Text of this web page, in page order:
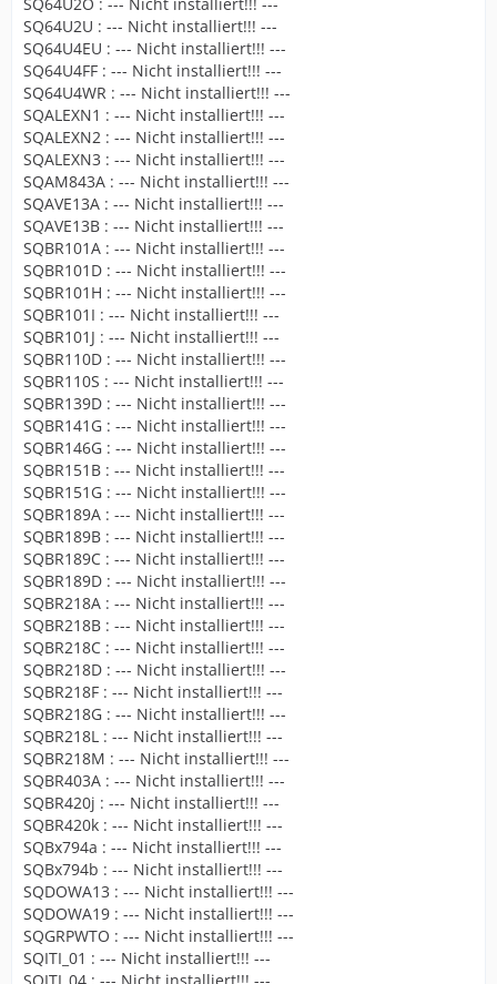
SQ64U2U : --- Nicht installiert!!! ---
SQ64U4EU : --- Nicht installiert!!! ---
SQ64U4FF : --- Nicht installiert!!! ---
SQ64U4WR : --- Nicht installiert!!! ---
SQALEXN1 : --- Nicht installiert!!! ---
SQALEXN2 : --- Nicht installiert!!! ---
SQALEXN3 : --- Nicht installiert!!! ---
SQAM843A : --- Nicht installiert!!! ---
SQAVE13A : --- Nicht installiert!!! ---
SQAVE13B : --- Nicht installiert!!! ---
SQBR101A : --- Nicht installiert!!! ---
SQBR101D : --- Nicht installiert!!! ---
SQBR101H : --- Nicht installiert!!! ---
SQBR101I : --- Nicht installiert!!! ---
SQBR101J : --- Nicht installiert!!! ---
SQBR110D : --- Nicht installiert!!! ---
SQBR110S : --- Nicht installiert!!! ---
SQBR139D : --- Nicht installiert!!! ---
SQBR141G : --- Nicht installiert!!! ---
SQBR146G : --- Nicht installiert!!! ---
SQBR151B : --- Nicht installiert!!! ---
SQBR151G : --- Nicht installiert!!! ---
SQBR189A : --- Nicht installiert!!! ---
SQBR189B : --- Nicht installiert!!! ---
SQBR189C : --- Nicht installiert!!! ---
SQBR189D : --- Nicht installiert!!! ---
SQBR218A : --- Nicht installiert!!! ---
SQBR218B : --- Nicht installiert!!! ---
SQBR218C : --- Nicht installiert!!! ---
SQBR218D : --- Nicht installiert!!! ---
SQBR218F : --- Nicht installiert!!! ---
SQBR218G : --- Nicht installiert!!! ---
SQBR218L : --- Nicht installiert!!! ---
SQBR218M : --- Nicht installiert!!! ---
SQBR403A : --- Nicht installiert!!! ---
SQBR420j : --- Nicht installiert!!! ---
SQBR420k : --- Nicht installiert!!! ---
SQBx794a : --- Nicht installiert!!! ---
SQBx794b : --- Nicht installiert!!! ---
SQDOWA13 : --- Nicht installiert!!! ---
SQDOWA19 : --- Nicht installiert!!! ---
SQGRPWTO : --- Nicht installiert!!! ---
SQITI_01 : --- Nicht installiert!!! ---